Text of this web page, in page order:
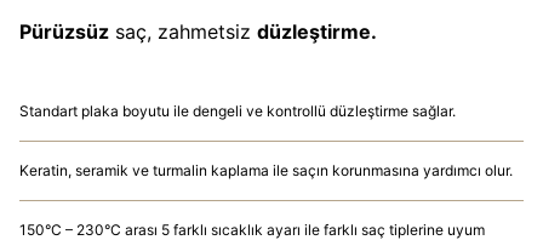
Pürüzsüz saç, zahmetsiz düzleştirme.
Standart plaka boyutu ile dengeli ve kontrollü düzleştirme sağlar.
Keratin, seramik ve turmalin kaplama ile saçın korunmasına yardımcı olur.
150°C – 230°C arası 5 farklı sıcaklık ayarı ile farklı saç tiplerine uyum